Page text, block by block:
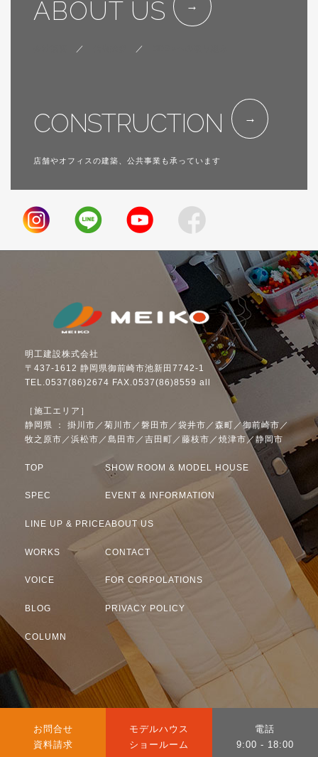
ABOUT US
／ ／
CONSTRUCTION
店舗やオフィスの建築、公共事業も承っています
お問合せ
資料請求
モデルハウス
ショールーム
電話
9:00 - 18:00
明工建設株式会社
〒437-1612 静岡県御前崎市池新田7742-1
TEL.0537(86)2674 FAX.0537(86)8559 all
［施工エリア］
静岡県 ： 掛川市／菊川市／磐田市／袋井市／森町／御前崎市／
牧之原市／浜松市／島田市／吉田町／藤枝市／焼津市／静岡市
TOP
SPEC
LINE UP & PRICE
WORKS
VOICE
BLOG
COLUMN
SHOW ROOM & MODEL HOUSE
EVENT & INFORMATION
ABOUT US
CONTACT
FOR CORPOLATIONS
PRIVACY POLICY
2025 © 静岡県・明工建設株式会社